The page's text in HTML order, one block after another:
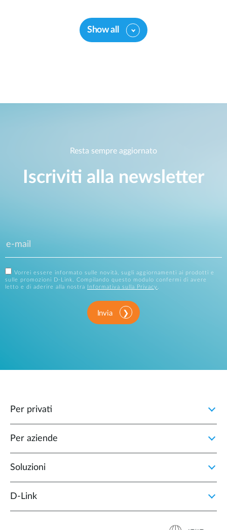
Show all
Resta sempre aggiornato
Iscriviti alla newsletter
Vorrei essere informato sulle novità, sugli aggiornamenti ai prodotti e
sulle promozioni D-Link. Compilando questo modulo confermi di avere
letto e di aderire alla nostra
Informativa sulla Privacy
Invia
Per privati
Per aziende
Soluzioni
D‑Link